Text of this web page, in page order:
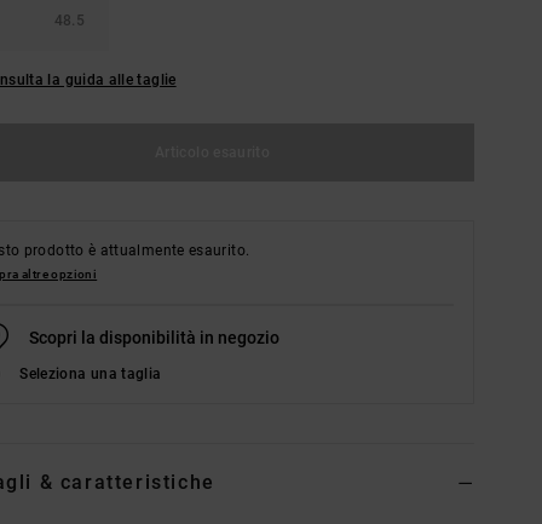
48.5
la guida alle taglie
prodotto è attualmente esaurito.
altre opzioni
Scopri la disponibilità in negozio
Seleziona una taglia
& caratteristiche